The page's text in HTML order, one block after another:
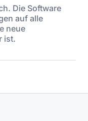
Die Software
auf alle
neue
ist.